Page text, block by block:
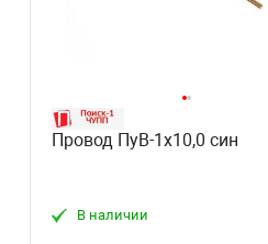
Провод ПуВ-1х10,0 син
В наличии